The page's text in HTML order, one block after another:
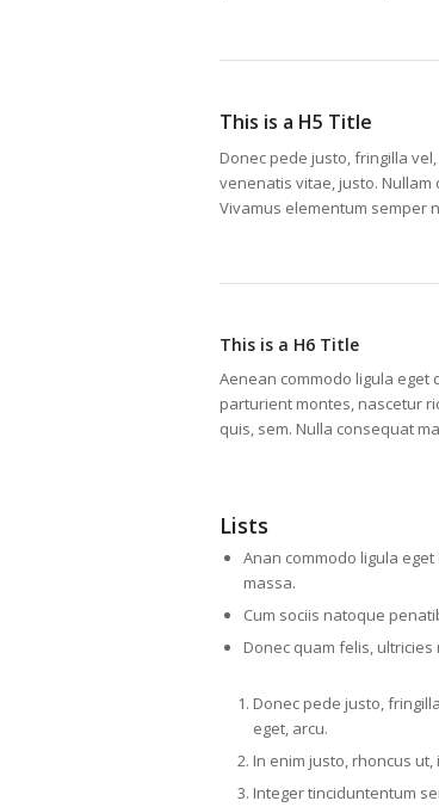
This is a H5 Title
Donec pede justo, fringilla
venenatis vitae, justo.
Vivamus elementum semper
This is a H6 Title
Aenean commodo ligula eget
parturient montes, nascetur
quis, sem. Nulla consequat
Lists
Anan commodo ligula
massa.
Cum sociis natoque
Donec quam felis, ultricies
Donec pede justo,
eget, arcu.
In enim justo, rhoncus ut,
Integer tinciduntentum